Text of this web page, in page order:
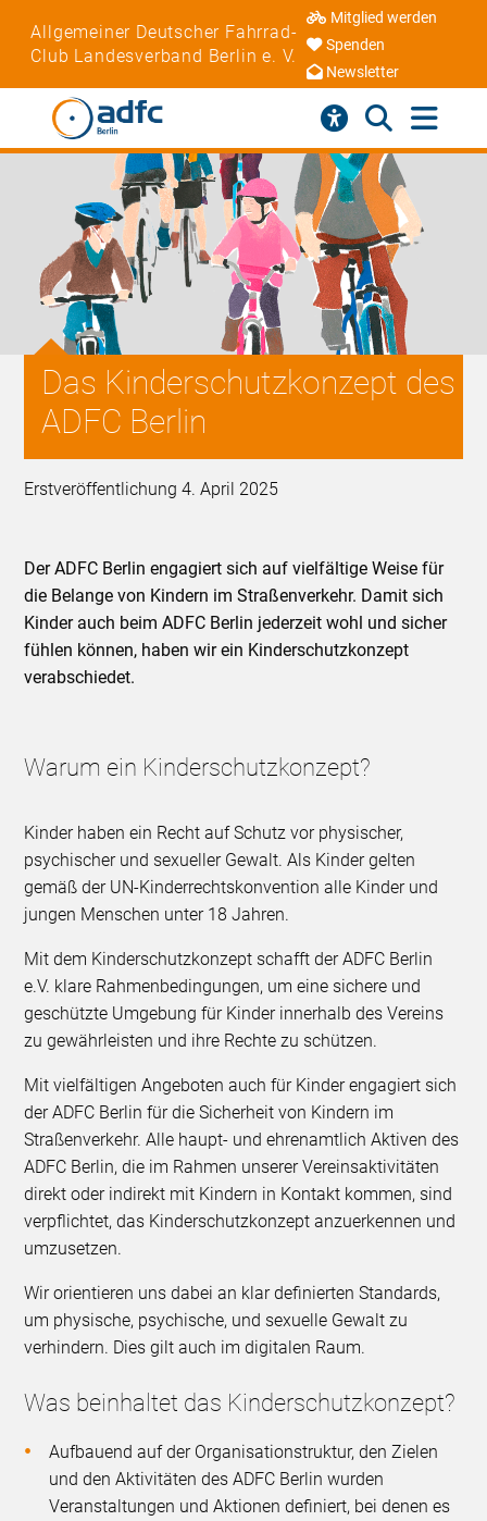
Allgemeiner Deutscher Fahrrad-
Club Landesverband Berlin e. V.
Mitglied werden
Spenden
Newsletter
Das Kinderschutzkonzept des
ADFC Berlin
Erstveröffentlichung 4. April 2025
Der ADFC Berlin engagiert sich auf vielfältige Weise für
die Belange von Kindern im Straßenverkehr. Damit sich
Kinder auch beim ADFC Berlin jederzeit wohl und sicher
fühlen können, haben wir ein Kinderschutzkonzept
verabschiedet.
Warum ein Kinderschutzkonzept?
Kinder haben ein Recht auf Schutz vor physischer,
psychischer und sexueller Gewalt. Als Kinder gelten
gemäß der UN-Kinderrechtskonvention alle Kinder und
jungen Menschen unter 18 Jahren.
Mit dem Kinderschutzkonzept schafft der ADFC Berlin
e.V. klare Rahmenbedingungen, um eine sichere und
geschützte Umgebung für Kinder innerhalb des Vereins
zu gewährleisten und ihre Rechte zu schützen.
Mit vielfältigen Angeboten auch für Kinder engagiert sich
der ADFC Berlin für die Sicherheit von Kindern im
Straßenverkehr. Alle haupt- und ehrenamtlich Aktiven des
ADFC Berlin, die im Rahmen unserer Vereinsaktivitäten
direkt oder indirekt mit Kindern in Kontakt kommen, sind
verpflichtet, das Kinderschutzkonzept anzuerkennen und
umzusetzen.
Wir orientieren uns dabei an klar definierten Standards,
um physische, psychische, und sexuelle Gewalt zu
verhindern. Dies gilt auch im digitalen Raum.
Was beinhaltet das Kinderschutzkonzept?
Aufbauend auf der Organisationstruktur, den Zielen
und den Aktivitäten des ADFC Berlin wurden
Veranstaltungen und Aktionen definiert, bei denen es